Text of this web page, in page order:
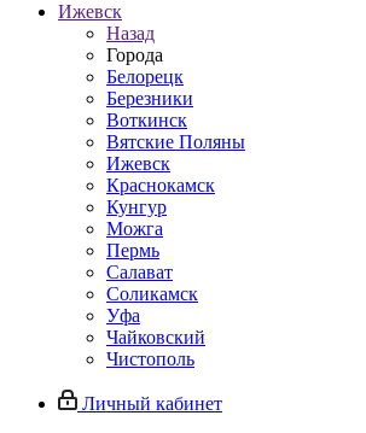
Ижевск
Назад
Города
Белорецк
Березники
Воткинск
Вятские Поляны
Ижевск
Краснокамск
Кунгур
Можга
Пермь
Салават
Соликамск
Уфа
Чайковский
Чистополь
Личный кабинет